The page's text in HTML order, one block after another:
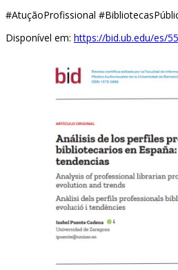
#AtuçãoProfissional
Disponível em: https://bid.ub.edu/es/